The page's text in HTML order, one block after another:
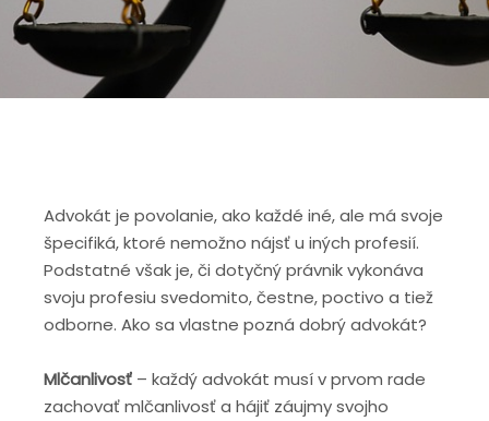
Advokát je povolanie, ako každé iné, ale má svoje
špecifiká, ktoré nemožno nájsť u iných profesií.
Podstatné však je, či dotyčný právnik vykonáva
svoju profesiu svedomito, čestne, poctivo a tiež
odborne. Ako sa vlastne pozná dobrý advokát?
Mlčanlivosť – každý advokát musí v prvom rade
zachovať mlčanlivosť a hájiť záujmy svojho